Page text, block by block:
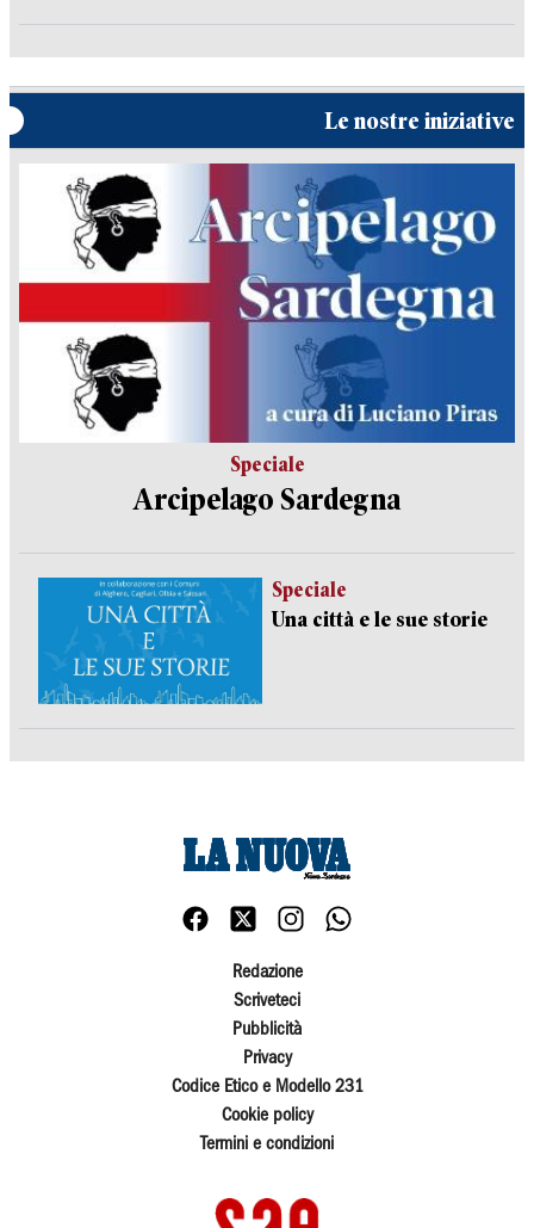
Le nostre iniziative
Speciale
Arcipelago Sardegna
Speciale
Una città e le sue storie
Redazione
Scriveteci
Pubblicità
Privacy
Codice Etico e Modello 231
Cookie policy
Termini e condizioni